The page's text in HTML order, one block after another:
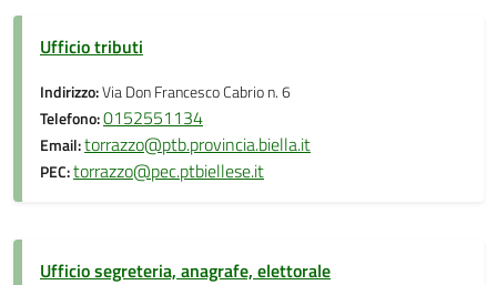
Ufficio tributi
Indirizzo:Via Don Francesco Cabrio n. 6
Telefono:0152551134
Email:torrazzo@ptb.provincia.biella.it
PEC:torrazzo@pec.ptbiellese.it
Ufficio segreteria, anagrafe, elettorale